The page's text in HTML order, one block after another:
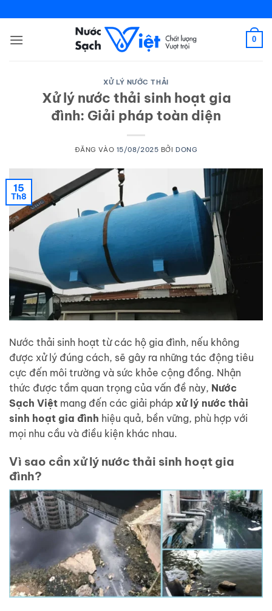
qua
nội
0
XỬ LÝ NƯỚC THẢI
Xử lý nước thải sinh hoạt gia
đình: Giải pháp toàn diện
ĐĂNG VÀO 15/08/2025 BỞIDONG
15
Th8
Nước thải sinh hoạt từ các hộ gia đình, nếu không
được xử lý đúng cách, sẽ gây ra những tác động tiêu
cực đến môi trường và sức khỏe cộng đồng. Nhận
thức được tầm quan trọng của vấn đề này, Nước
Sạch Việt mang đến các giải pháp xử lý nước thải
sinh hoạt gia đình hiệu quả, bền vững, phù hợp với
mọi nhu cầu và điều kiện khác nhau.
Vì sao cần xử lý nước thải sinh hoạt gia
đình?